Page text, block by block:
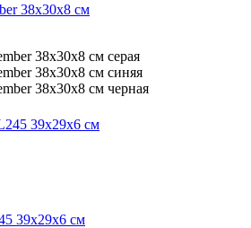
38х30х8 см
серая
синяя
черная
39х29х6 см